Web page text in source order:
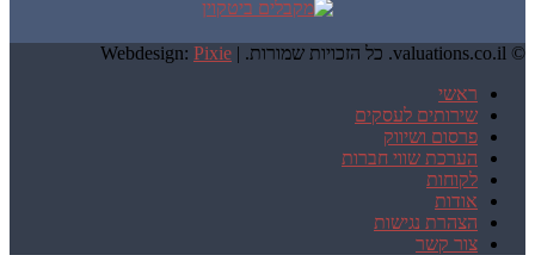
© valuations.co.il. כל הזכויות שמורות. | Webdesign: Pixie
ראשי
שירותים לעסקים
פרסום ושיווק
הערכת שווי חברות
לקוחות
אודות
הצהרת נגישות
צור קשר